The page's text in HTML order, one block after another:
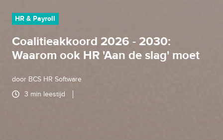
HR & Payroll
Coalitieakkoord 2026 - 2030:
Waarom ook HR 'Aan de slag' moet
door BCS HR Software
3 min leestijd